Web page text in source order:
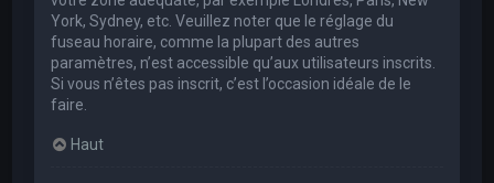
York, Sydney, etc. Veuillez noter que le réglage du
fuseau horaire, comme la plupart des autres
paramètres, n’est accessible qu’aux utilisateurs inscrits.
Si vous n’êtes pas inscrit, c’est l’occasion idéale de le
faire.
Haut